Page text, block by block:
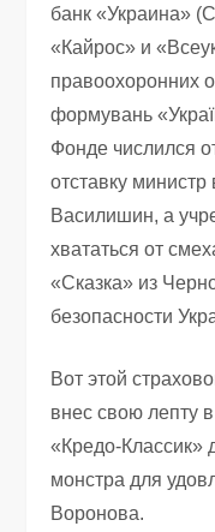
банк «Украина»
«Кайрос» и
правоохоронних
формувань
Фонде числился
отставку
Василишин, а
хвататься от
«Сказка» из
безопасности
Вот этой
внес свою лепту
«Кредо-Классик»
монстра для
Воронова.